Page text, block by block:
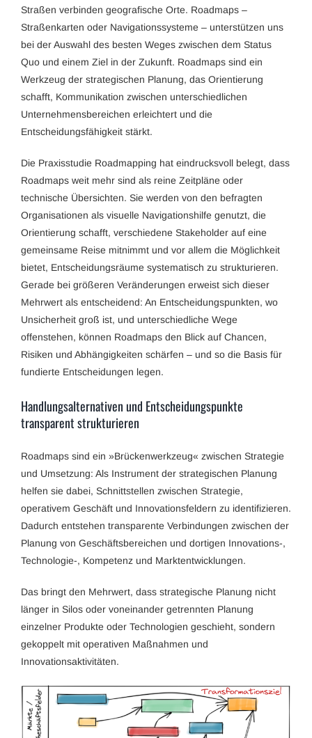
Straßen verbinden geografische Orte. Roadmaps –
Straßenkarten oder Navigationssysteme – unterstützen uns
bei der Auswahl des besten Weges zwischen dem Status
Quo und einem Ziel in der Zukunft. Roadmaps sind ein
Werkzeug der strategischen Planung, das Orientierung
schafft, Kommunikation zwischen unterschiedlichen
Unternehmensbereichen erleichtert und die
Entscheidungsfähigkeit stärkt.
Die Praxisstudie Roadmapping hat eindrucksvoll belegt, dass
Roadmaps weit mehr sind als reine Zeitpläne oder
technische Übersichten. Sie werden von den befragten
Organisationen als visuelle Navigationshilfe genutzt, die
Orientierung schafft, verschiedene Stakeholder auf eine
gemeinsame Reise mitnimmt und vor allem die Möglichkeit
bietet, Entscheidungsräume systematisch zu strukturieren.
Gerade bei größeren Veränderungen erweist sich dieser
Mehrwert als entscheidend: An Entscheidungspunkten, wo
Unsicherheit groß ist, und unterschiedliche Wege
offenstehen, können Roadmaps den Blick auf Chancen,
Risiken und Abhängigkeiten schärfen – und so die Basis für
fundierte Entscheidungen legen.
Handlungsalternativen und Entscheidungspunkte
transparent strukturieren
Roadmaps sind ein »Brückenwerkzeug« zwischen Strategie
und Umsetzung: Als Instrument der strategischen Planung
helfen sie dabei, Schnittstellen zwischen Strategie,
operativem Geschäft und Innovationsfeldern zu identifizieren.
Dadurch entstehen transparente Verbindungen zwischen der
Planung von Geschäftsbereichen und dortigen Innovations-,
Technologie-, Kompetenz und Marktentwicklungen.
Das bringt den Mehrwert, dass strategische Planung nicht
länger in Silos oder voneinander getrennten Planung
einzelner Produkte oder Technologien geschieht, sondern
gekoppelt mit operativen Maßnahmen und
Innovationsaktivitäten.